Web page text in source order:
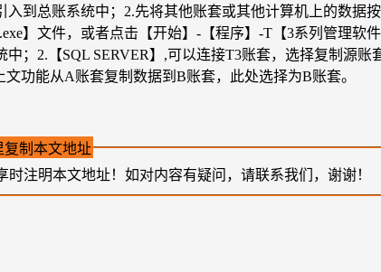
到总账系统中；2.先将其他账套或其他计算机上的数据
】文件，或者点击【开始】-【程序】-T【3系列管理软
；2.【SQL SERVER】,可以连接T3账套，选择复制源
功能从A账套复制数据到B账套，此处选择为B账套。
复制本文地址
注明本文地址！如对内容有疑问，请联系我们，谢谢！